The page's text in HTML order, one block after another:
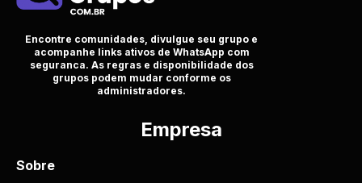
Encontre comunidades, divulgue seu grupo e
acompanhe links ativos de WhatsApp com
seguranca. As regras e disponibilidade dos
grupos podem mudar conforme os
administradores.
Empresa
Sobre